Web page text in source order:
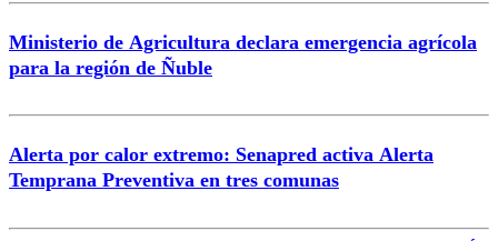
Ministerio de Agricultura declara emergencia agrícola
para la región de Ñuble
Alerta por calor extremo: Senapred activa Alerta
Temprana Preventiva en tres comunas